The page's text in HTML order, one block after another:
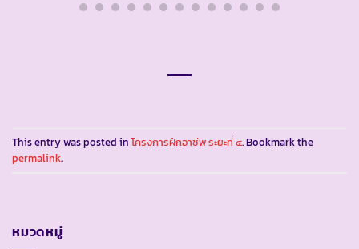
This entry was posted in โครงการฝึกอาชีพ ระยะที่ ๔. Bookmark the
permalink.
หมวดหมู่